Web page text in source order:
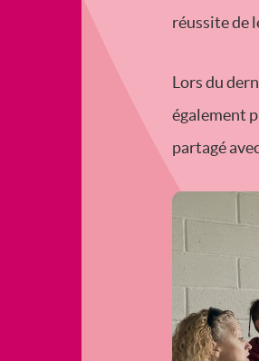
réussite de
Lors du
également
partagé